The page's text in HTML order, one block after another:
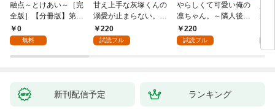
融点～とけあい～［完
全版］【分冊版】第1
話0
無料
甘え上手な灰塚くんの
溺愛が止まらない。純
情で、健気で…絶倫！
(1)
220
試読フル
やらしくて可愛い俺の
凛ちゃん。～隣人後輩
くんのイキすぎた執着
にハメ堕とされる～(1)
220
試読フル
装
感
【
新刊配信予定 ランキング